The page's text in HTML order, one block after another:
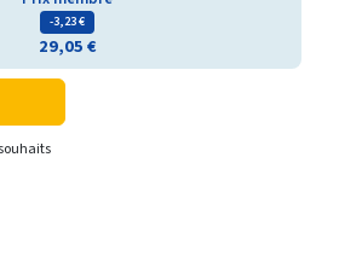
- 3,23€
29,05€